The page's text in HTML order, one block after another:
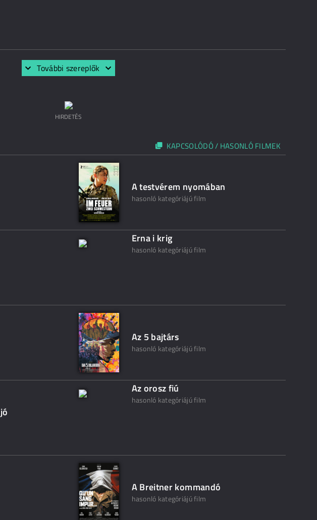
További szereplők
HIRDETÉS
KAPCSOLÓDÓ / HASONLÓ FILMEK
A testvérem nyomában
hasonló kategóriájú film
Erna i krig
hasonló kategóriájú film
Az 5 bajtárs
hasonló kategóriájú film
Az orosz fiú
hasonló kategóriájú film
A Breitner kommandó
hasonló kategóriájú film